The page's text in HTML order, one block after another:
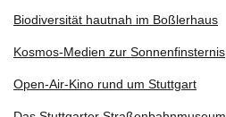
Biodiversität hautnah im Boßlerhaus
Kosmos-Medien zur Sonnenfinsternis
Open-Air-Kino rund um Stuttgart